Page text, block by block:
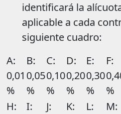
identificará la
aplicable a cada
siguiente cuadro:
A:
0,01
%
B:
0,05
%
C:
0,10
%
D:
0,20
%
E:
0,30
%
F:
%
H:
I:
J:
K:
L:
M: